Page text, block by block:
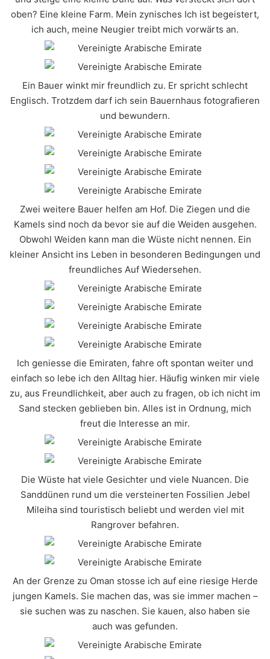
oben? Eine kleine Farm. Mein zynisches Ich ist begeistert,
ich auch, meine Neugier treibt mich vorwärts an.
Ein Bauer winkt mir freundlich zu. Er spricht schlecht
Englisch. Trotzdem darf ich sein Bauernhaus fotografieren
und bewundern.
Zwei weitere Bauer helfen am Hof. Die Ziegen und die
Kamels sind noch da bevor sie auf die Weiden ausgehen.
Obwohl Weiden kann man die Wüste nicht nennen. Ein
kleiner Ansicht ins Leben in besonderen Bedingungen und
freundliches Auf Wiedersehen.
Ich geniesse die Emiraten, fahre oft spontan weiter und
einfach so lebe ich den Alltag hier. Häufig winken mir viele
zu, aus Freundlichkeit, aber auch zu fragen, ob ich nicht im
Sand stecken geblieben bin. Alles ist in Ordnung, mich
freut die Interesse an mir.
Die Wüste hat viele Gesichter und viele Nuancen. Die
Sanddünen rund um die versteinerten Fossilien Jebel
Mileiha sind touristisch beliebt und werden viel mit
Rangrover befahren.
An der Grenze zu Oman stosse ich auf eine riesige Herde
jungen Kamels. Sie machen das, was sie immer machen –
sie suchen was zu naschen. Sie kauen, also haben sie
auch was gefunden.